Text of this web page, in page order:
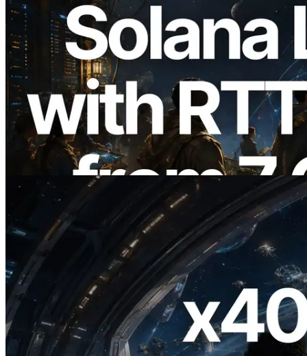
2026.08.05
ERPC расширяет Solana Leader Slot
API измерением ping из 7 глобальных
регионов — также запущен Validators
Information API
2026.07.04